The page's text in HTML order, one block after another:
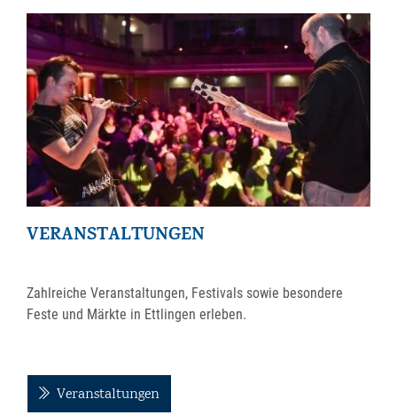
VERANSTALTUNGEN
Zahlreiche Veranstaltungen, Festivals sowie besondere
Feste und Märkte in Ettlingen erleben.
Veranstaltungen